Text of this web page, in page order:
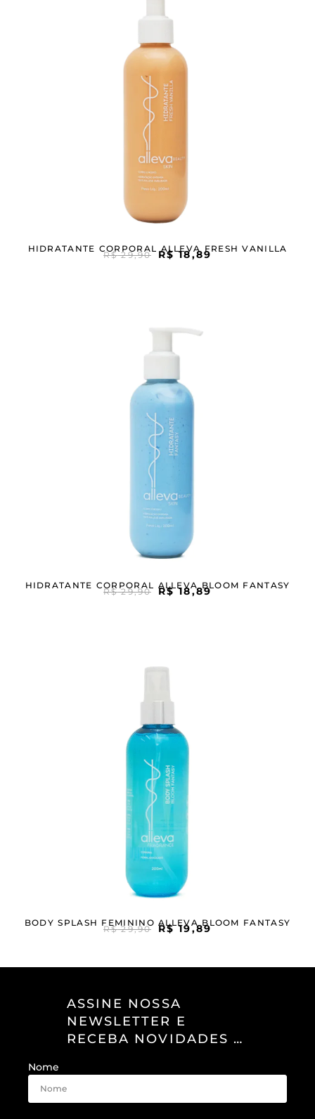
HIDRATANTE CORPORAL ALLEVA FRESH VANILLA
R$29,90 R$18,89
HIDRATANTE CORPORAL ALLEVA BLOOM FANTASY
R$29,90 R$18,89
BODY SPLASH FEMININO ALLEVA BLOOM FANTASY
R$29,90 R$19,89
ASSINE NOSSA
NEWSLETTER E
RECEBA NOVIDADES E
Nome